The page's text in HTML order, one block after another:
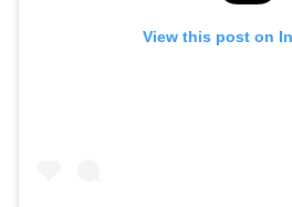
View this post on